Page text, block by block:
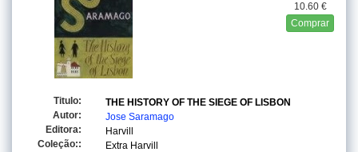
10.60 €
Comprar
Titulo:
THE HISTORY OF THE SIEGE OF LISBON
Autor:
Jose Saramago
Editora:
Harvill
Coleção::
Extra Harvill